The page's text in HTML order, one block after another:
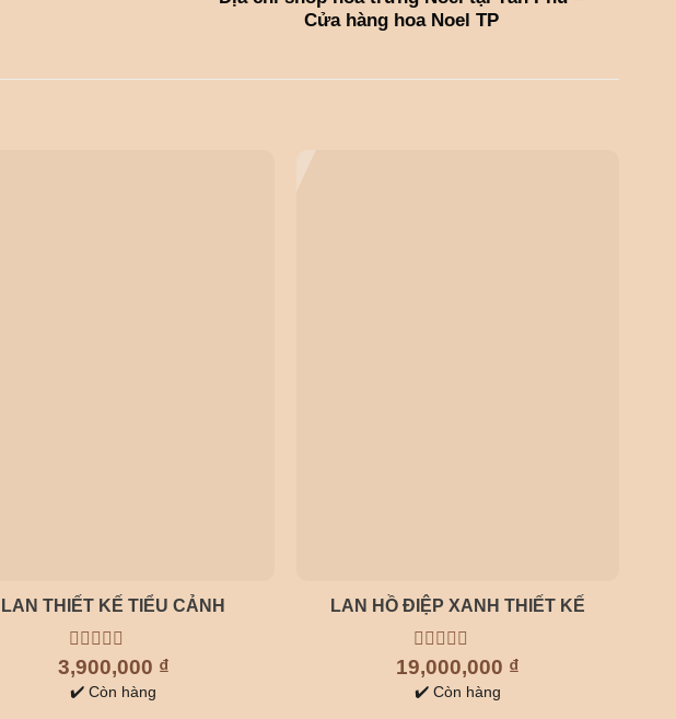
Cửa hàng hoa Noel TP
LAN THIẾT KẾ TIỂU CẢNH
0
out
of
3,900,000 ₫
✔️ Còn hàng
LAN HỒ ĐIỆP XANH THIẾT KẾ
0
out
of
19,000,000 ₫
✔️ Còn hàng